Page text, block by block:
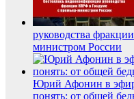
руководства
министром России
Юрий Афонин в
понять: от общей